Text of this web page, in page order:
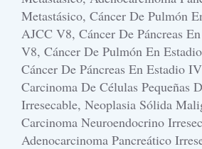
Metastásico, Cáncer De Pulmón
AJCC V8, Cáncer De Páncreas
V8, Cáncer De Pulmón En
Cáncer De Páncreas En Estadio
Carcinoma De Células Pequeñas
Irresecable, Neoplasia Sólida
Carcinoma Neuroendocrino
Adenocarcinoma Pancreático